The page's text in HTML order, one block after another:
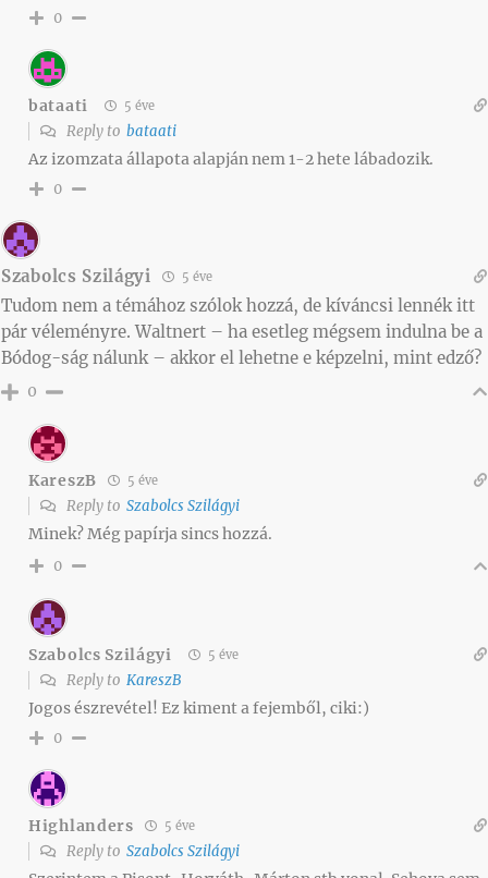
0
bataati 5 éve
Reply to bataati
Az izomzata állapota alapján nem 1-2 hete lábadozik.
0
Szabolcs Szilágyi 5 éve
Tudom nem a témához szólok hozzá, de kíváncsi lennék itt
pár véleményre. Waltnert – ha esetleg mégsem indulna be a
Bódog-ság nálunk – akkor el lehetne e képzelni, mint edző?
0
KareszB 5 éve
Reply to Szabolcs Szilágyi
Minek? Még papírja sincs hozzá.
0
Szabolcs Szilágyi 5 éve
Reply to KareszB
Jogos észrevétel! Ez kiment a fejemből, ciki:)
0
Highlanders 5 éve
Reply to Szabolcs Szilágyi